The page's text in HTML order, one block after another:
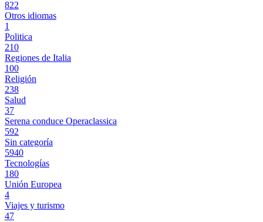
822
Otros idiomas
1
Politica
210
Regiones de Italia
100
Religión
238
Salud
37
Serena conduce Operaclassica
592
Sin categoría
5940
Tecnologías
180
Unión Europea
4
Viajes y turismo
47